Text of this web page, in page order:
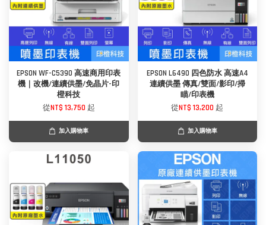
EPSON WF-C5390 高速商用印表
機｜改機/連續供墨/免晶片-印
橙科技
從NT$ 13,750 起
加入購物車
EPSON L6490 四色防水 高速A4
連續供墨 傳真/雙面/影印/掃
瞄/印表機
從NT$ 13,200 起
加入購物車